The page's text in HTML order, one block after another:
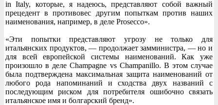
in Italy, которые, я надеюсь, представляют собой важный
прецедент в противовес другим попыткам против наших
наименования, например, в деле Prosecco».
«Эти попытки представляют угрозу не только для
итальянских продуктов, — продолжает замминистра, — но и
для всей европейской системы наименований. Как уже
произошло в деле Champagne vs Champanillo. В этом случае
была подтверждена максимальная защита наименований от
любого рода напоминаний и сходства двух названий с
последующим риском для потребителя ошибочно связать
итальянское имя и болгарский бренд».